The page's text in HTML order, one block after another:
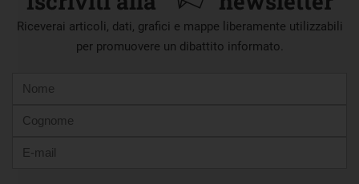
Riceverai articoli, dati, grafici e mappe liberamente utilizzabili
per promuovere un dibattito informato.
mail